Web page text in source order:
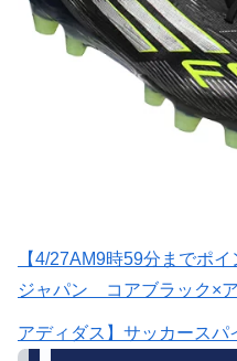
【4/27AM9時59分までポ
ジャパン コアブラック×
アディダス】サッカースパ